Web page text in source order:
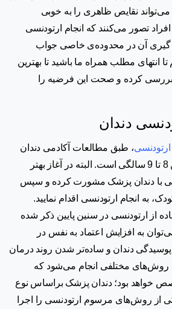
می‌تواند نقایص ظاهری را به خوبی
تصور می‌کنند که انجام ارتودنسی
گیری آن در محدوده‌ی خاصی جواب
انتهای مطلب همراه ما باشید تا بهترین
کرده و صحت این فرضیه را
دندان
ارتودنسی، طبق مطالعات آکادمی دندان
پزشکان آلمان، در سنین 8 تا 9 سالگی است. البته در آغاز بهتر
سن 7 سالگی با دندان پزشک مشورت کرده و سپس
سالگی کودک، به انجام ارتودنسی اقدام نمایید.
از ارتودنسی در سنین پایین ذکر شده
به افزایش اعتماد به نفس در
دندان و ساده‌تر شدن روند درمان
روش‌های مختلفی انجام می‌شود که
خواهد بود؛ دندان پزشک براساس نوع
یکی از روش‌های مرسوم ارتودنسی را اجرا